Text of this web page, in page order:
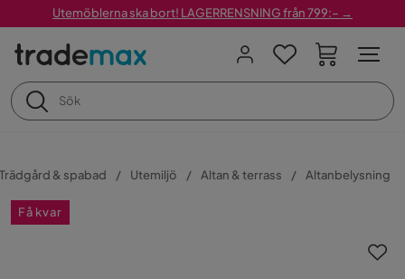
Utemöblerna ska bort! LAGERRENSNING från 799:– →
Trädgård & spabad Utemiljö Altan & terrass Altanbelysning
Få kvar